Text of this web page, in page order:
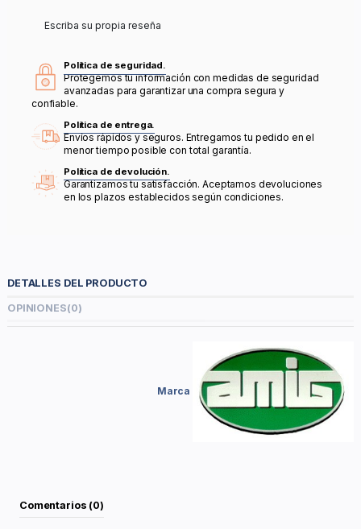
Escriba su propia reseña
Política de seguridad.
Protegemos tu información con medidas de seguridad
avanzadas para garantizar una compra segura y
confiable.
Política de entrega.
Envíos rápidos y seguros. Entregamos tu pedido en el
menor tiempo posible con total garantía.
Política de devolución.
Garantizamos tu satisfacción. Aceptamos devoluciones
en los plazos establecidos según condiciones.
DETALLES DEL PRODUCTO
OPINIONES(0)
Marca
Comentarios (0)